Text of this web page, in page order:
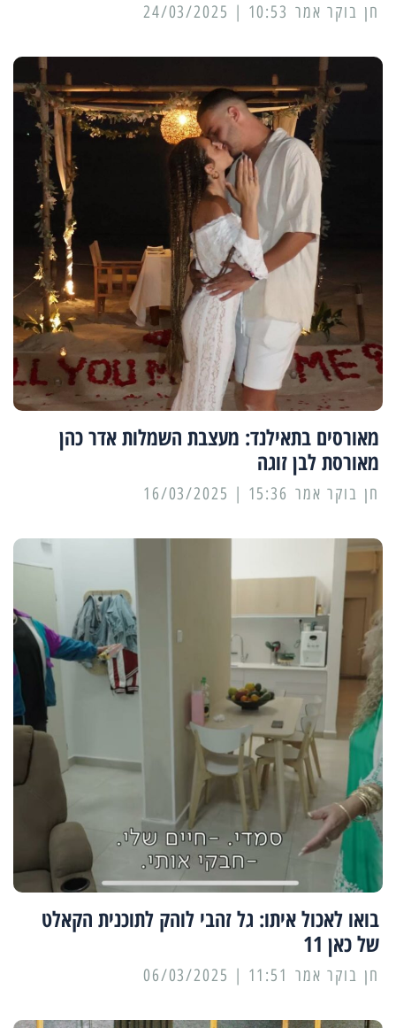
10:53 | 24/03/2025
מאורסים בתאילנד: מעצבת השמלות אדר כהן
מאורסת לבן זוגה
15:36 | 16/03/2025
בואו לאכול איתו: גל זהבי לוהק לתוכנית הקאלט
של כאן 11
11:51 | 06/03/2025